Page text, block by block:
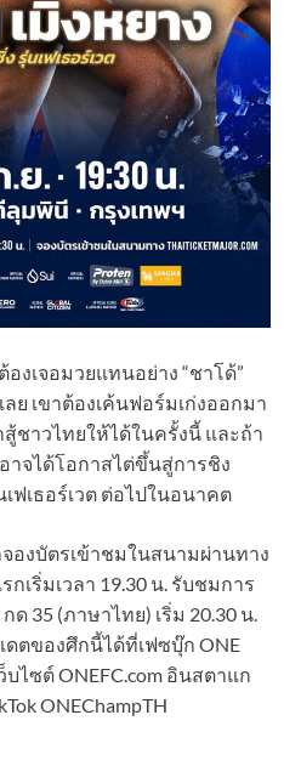
องเจอมวยแทนอย่าง “ชาโด้”
ย เขาต้องเค้นฟอร์มเก่งออกมา
ชาวไทยให้ได้ในครั้งนี้ และถ้า
อาจได้โอกาสไต่ขึ้นสู่การชิง
ฟเธอร์เวต ต่อไปในอนาคต
องบัตรเข้าชมในสนามผ่านทาง
กเริ่มเวลา 19.30 น. รับชมการ
35 (ภาษาไทย) เริ่ม 20.30 น.
ตของศึกนี้ได้ที่เฟซบุ๊ก ONE
บไซต์ ONEFC.com อินสตาแก
ONEChampTH